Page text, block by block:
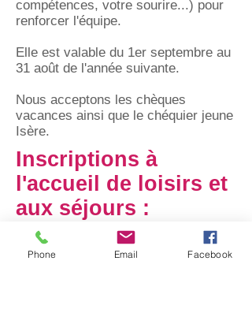
compétences, votre sourire...) pour
renforcer l'équipe.
Elle est valable du 1er septembre au
31 août de l'année suivante.
Nous acceptons les chèques
vacances ainsi que le chéquier jeune
Isère.
Inscriptions à
l'accueil de loisirs et
aux séjours :
Inscription soit par mail :mjc-
Phone Email Facebook